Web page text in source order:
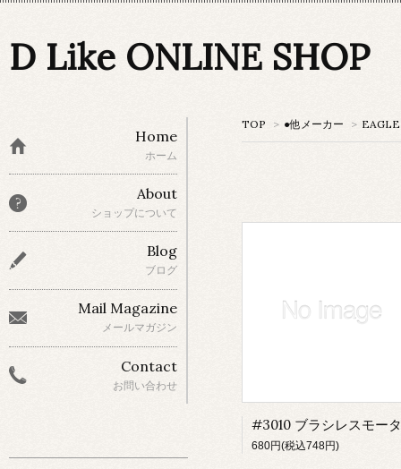
D Like ONLINE SHOP
TOP > ●他メーカー >
680円(税込748円)
Home
ホーム
About
ショップについて
Blog
ブログ
Mail Magazine
メールマガジン
Contact
お問い合わせ